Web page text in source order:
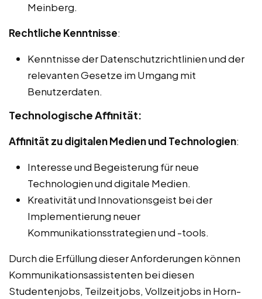
Meinberg.
Rechtliche Kenntnisse:
Kenntnisse der Datenschutzrichtlinien und der
relevanten Gesetze im Umgang mit
Benutzerdaten.
Technologische Affinität:
Affinität zu digitalen Medien und Technologien:
Interesse und Begeisterung für neue
Technologien und digitale Medien.
Kreativität und Innovationsgeist bei der
Implementierung neuer
Kommunikationsstrategien und -tools.
Durch die Erfüllung dieser Anforderungen können
Kommunikationsassistenten bei diesen
Studentenjobs, Teilzeitjobs, Vollzeitjobs in Horn-